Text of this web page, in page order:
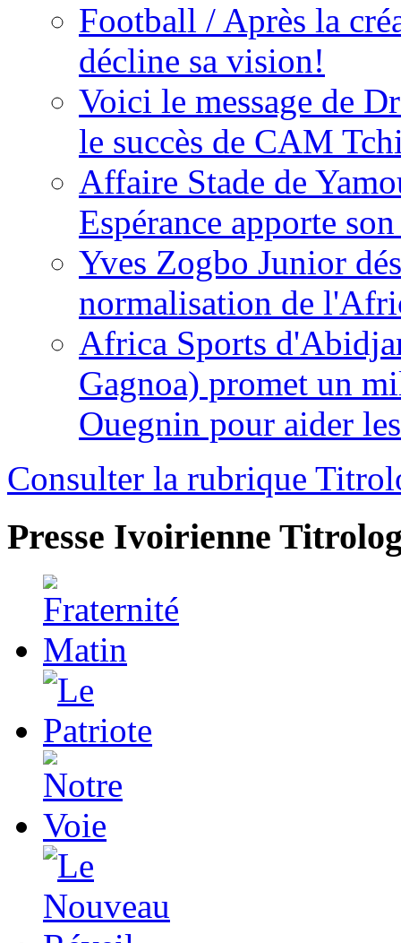
Football / Après la
décline sa vision!
Voici le message de
le succès de CAM
Affaire Stade de
Espérance apporte
Yves Zogbo Junior
normalisation de
Africa Sports
Gagnoa) promet un
Ouegnin pour aider
Consulter la rubrique
Presse Ivoirienne